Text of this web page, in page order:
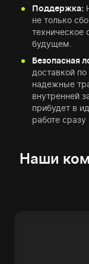
Поддержка:
не только
техническое
будущем.
Безопасная
доставкой
надежные
внутренней
прибудет в
работе сразу
Наши